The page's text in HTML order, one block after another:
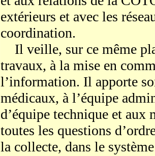
extérieurs et avec les
coordination.
Il veille, sur ce même
travaux, à la mise en
l’information. Il apporte
médicaux, à l’équipe
d’équipe technique et aux
toutes les questions
la collecte, dans le